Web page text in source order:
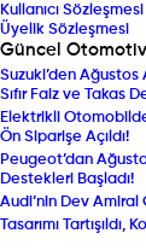
Kullanıcı Sözleşmesi
Üyelik Sözleşmesi
Güncel
Suzuki’den
Sıfır Faiz ve Takas
Elektrikli Otomobilde
Ön Siparişe Açıldı!
Peugeot’dan
Destekleri Başladı!
Audi’nin Dev Amiral
Tasarımı